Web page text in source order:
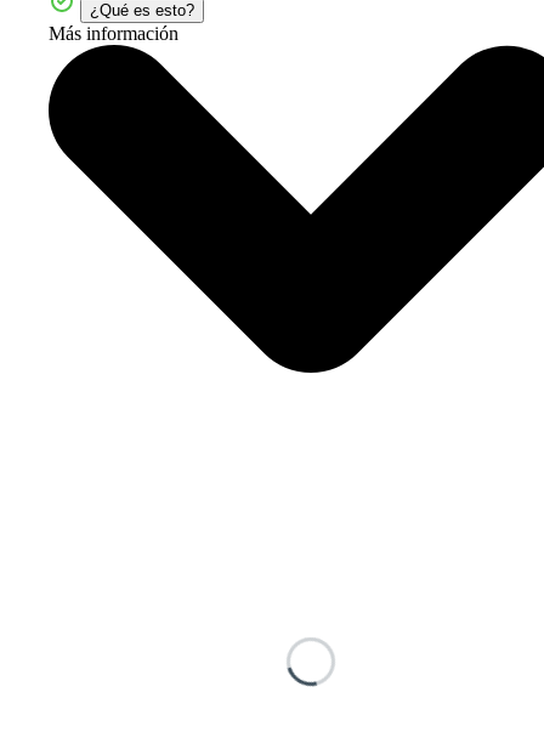
¿Qué es esto?
Más información